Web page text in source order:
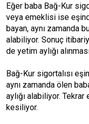
Eğer baba Bağ-Kur
veya emeklisi ise
bayan, aynı zamanda
alabiliyor. Sonuç
de yetim aylığı
Bağ-Kur sigortalısı
aynı zamanda ölen
aylığı alabiliyor.
kesiliyor.